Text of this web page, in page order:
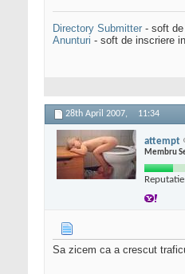
Directory Submitter - soft
Anunturi - soft de inscriere
28th April 2007, 11:34
attempt
Membru
Sa zicem ca a crescut